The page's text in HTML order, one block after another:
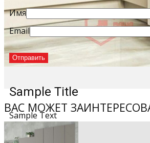
Sample Title
Sample Text
Имя
Email
ВАС МОЖЕТ